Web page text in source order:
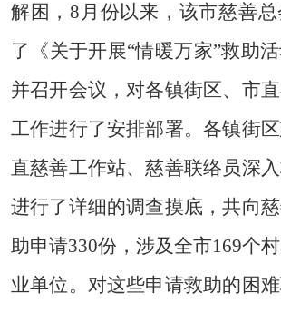
解困，8月份以来，该市慈善
了《关于开展“情暖万家”救助
并召开会议，对各镇街区、市
工作进行了安排部署。各镇街
直慈善工作站、慈善联络员深入
进行了详细的调查摸底，共向
助申请330份，涉及全市169个
业单位。对这些申请救助的困